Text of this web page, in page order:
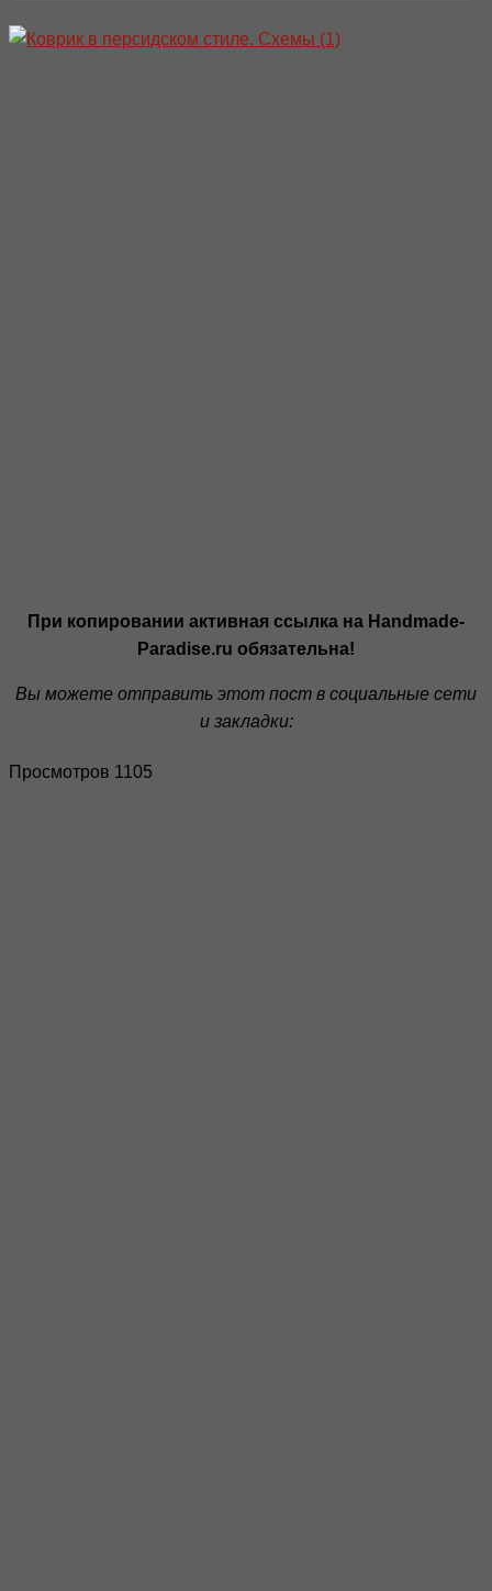
При копировании активная ссылка на Handmade-
Paradise.ru обязательна!
Вы можете отправить этот пост в социальные сети
и закладки:
Просмотров 1105